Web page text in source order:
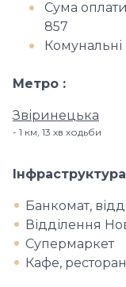
Сума
857
Метро
Звіринецька
1 км, 13 хв ходьби
Інфраструктура
Банкомат,
Відділення
Супермаркет
Кафе, ресторан